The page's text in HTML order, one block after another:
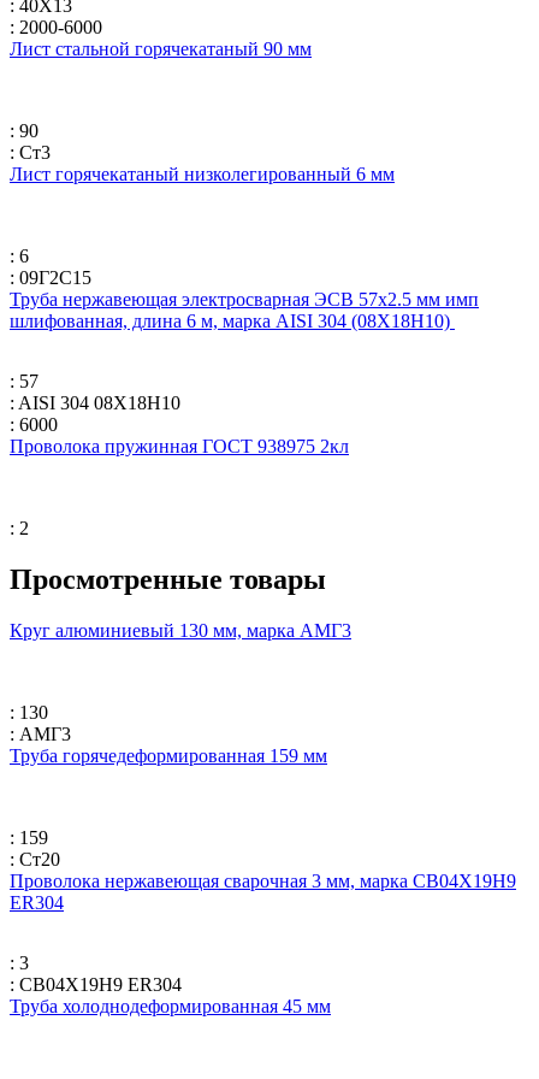
: 40Х13
: 2000-6000
Лист стальной горячекатаный 90 мм
: 90
: Ст3
Лист горячекатаный низколегированный 6 мм
: 6
: 09Г2С15
Труба нержавеющая электросварная ЭСВ 57х2.5 мм имп
шлифованная, длина 6 м, марка AISI 304 (08Х18Н10)
: 57
: AISI 304 08Х18Н10
: 6000
Проволока пружинная ГОСТ 938975 2кл
: 2
Просмотренные товары
Круг алюминиевый 130 мм, марка АМГ3
: 130
: АМГ3
Труба горячедеформированная 159 мм
: 159
: Ст20
Проволока нержавеющая сварочная 3 мм, марка СВ04Х19Н9
ER304
: 3
: СВ04Х19Н9 ER304
Труба холоднодеформированная 45 мм